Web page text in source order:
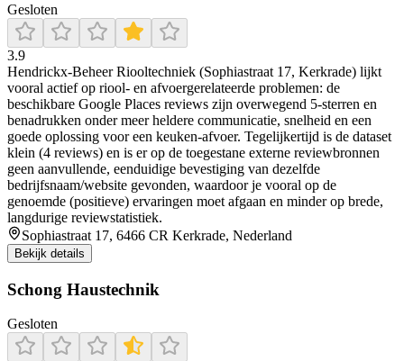
Gesloten
3.9
Hendrickx-Beheer Riooltechniek (Sophiastraat 17, Kerkrade) lijkt
vooral actief op riool- en afvoergerelateerde problemen: de
beschikbare Google Places reviews zijn overwegend 5-sterren en
benadrukken onder meer heldere communicatie, snelheid en een
goede oplossing voor een keuken-afvoer. Tegelijkertijd is de dataset
klein (4 reviews) en is er op de toegestane externe reviewbronnen
geen aanvullende, eenduidige bevestiging van dezelfde
bedrijfsnaam/website gevonden, waardoor je vooral op de
genoemde (positieve) ervaringen moet afgaan en minder op brede,
langdurige reviewstatistiek.
Sophiastraat 17, 6466 CR Kerkrade, Nederland
Bekijk details
Schong Haustechnik
Gesloten